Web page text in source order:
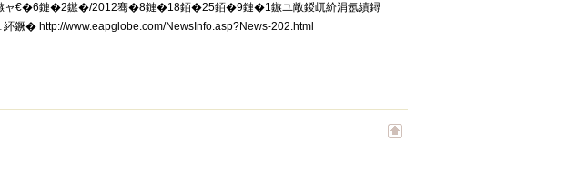
€�6鏈�2鏃�/2012骞�8鏈�18銆�25銆�9鏈�1鏃ユ敞鍐屼紒涓氬績鐞
鐝� http://www.eapglobe.com/NewsInfo.asp?News-202.html